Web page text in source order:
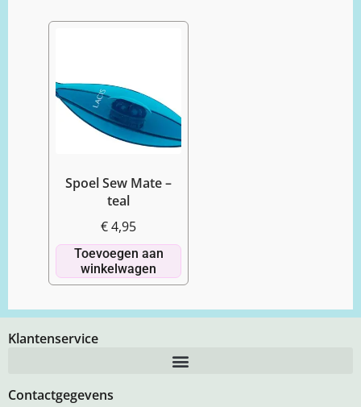
Spoel Sew Mate –
teal
€4,95
Toevoegen aan
winkelwagen
Klantenservice
Contactgegevens